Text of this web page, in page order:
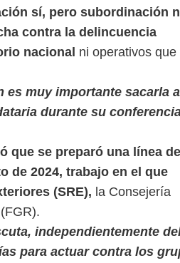
sí, pero subordinación
contra la delincuencia
nacional ni operativos que
es muy importante sacarla
durante su
que se preparó una línea
de 2024, trabajo en el que
(SRE), la Consejería
independientemente
para actuar contra los